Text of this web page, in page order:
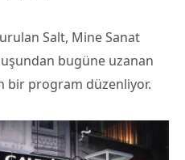
Salt, Mine Sanat
bugüne uzanan
bir program düzenliyor.